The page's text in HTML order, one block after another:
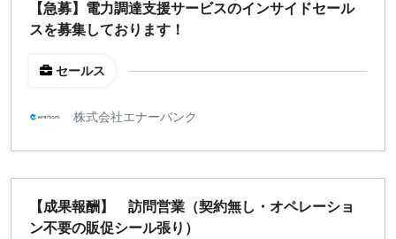
【急募】電力調達支援サービスのインサイドセール
スを募集しております！
セールス
株式会社エナーバンク
【成果報酬】 訪問営業（契約無し・オペレーショ
ン不要の販促シール張り）